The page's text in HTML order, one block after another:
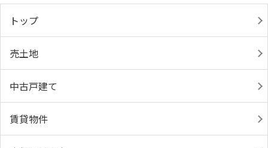
トップ
売土地
中古戸建て
賃貸物件